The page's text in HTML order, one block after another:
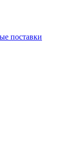
поставки